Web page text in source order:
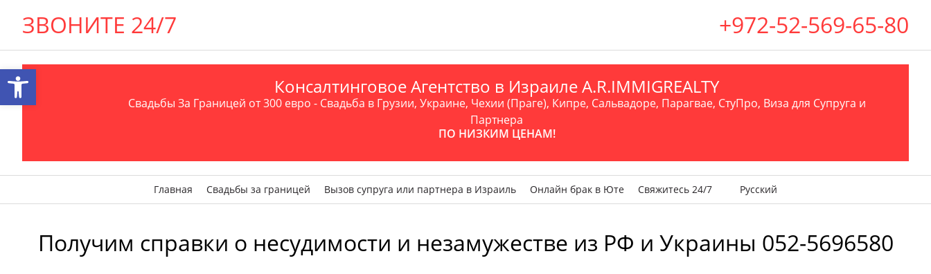
ЗВОНИТЕ 24/7 +972-52-569-65-80
Консалтинговое Агентство в Израиле A.R.IMMIGREALTY
Свадьбы За Границей от 300 евро - Свадьба в Грузии, Украине, Чехии (Праге), Кипре, Сальвадоре, Парагвае, СтуПро, Виза для Супруга и
Партнера
ПО НИЗКИМ ЦЕНАМ!
Главная Свадьбы за границей Вызов супруга или партнера в Израиль Онлайн брак в Юте Свяжитесь 24/7 Русский
Получим справки о несудимости и незамужестве из РФ и Украины 052-5696580
Открыть панель инструментов